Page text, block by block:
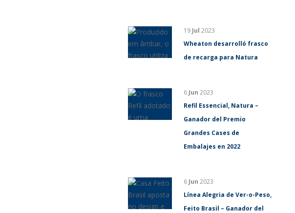
19 Jul 2023
Wheaton desarrolló frasco
de recarga para Natura
6 Jun 2023
Refil Essencial, Natura –
Ganador del Premio
Grandes Cases de
Embalajes en 2022
6 Jun 2023
Línea Alegria de Ver-o-Peso,
Feito Brasil – Ganador del